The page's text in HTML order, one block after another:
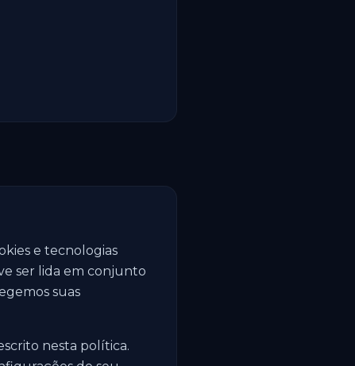
e tecnologias
ser lida em conjunto
suas
nesta política.